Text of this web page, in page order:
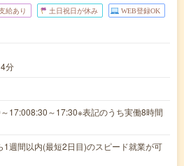
給あり 土日祝日が休み WEB登録OK
分
17:008:30～17:30※表記のうち実働8時間
1週間以内(最短2日目)のスピード就業が可